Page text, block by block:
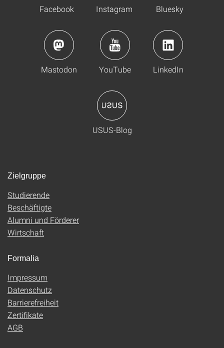
Facebook Instagram Bluesky
Mastodon YouTube LinkedIn
USUS-Blog
Zielgruppe
Studierende
Beschäftigte
Alumni und Förderer
Wirtschaft
Formalia
Impressum
Datenschutz
Barrierefreiheit
Zertifikate
AGB